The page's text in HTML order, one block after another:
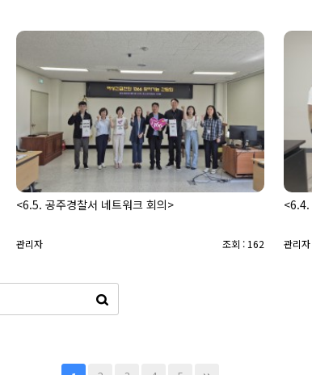
<6.5. 공주경찰서 네트워크 회의>
관리자 조회 : 162
<6.4.
관리자